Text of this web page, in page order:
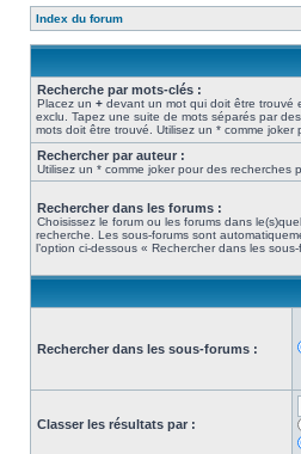
Index du forum
Recherche par mots-clés :
Placez un + devant un mot qui doit être trouvé
exclu. Tapez une suite de mots séparés par des
mots doit être trouvé. Utilisez un * comme joker
Rechercher par auteur :
Utilisez un * comme joker pour des recherches
Rechercher dans les forums :
Choisissez le forum ou les forums dans
recherche. Les sous-forums sont
l’option ci-dessous « Rechercher dans les sous-
Rechercher dans les sous-forums :
Classer les résultats par :